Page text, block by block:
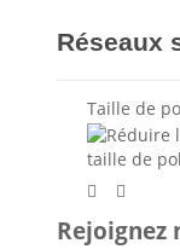
Réseaux
Taille de
taille de
Rejoignez